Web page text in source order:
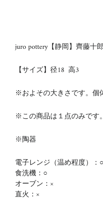
juro pottery【静岡】齊藤
【サイズ】径18 高3
※およその大きさです。個
※この商品は１点のみです
※陶器
電子レンジ（温め程度）：○
食洗機：○
オーブン：×
直火：×